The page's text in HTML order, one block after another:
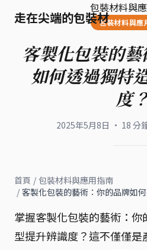
走在尖端的包裝材
包裝材料與
包裝材料與應
客製化包裝的
如何透過獨特
度
2025年5月8日 · 18 分
首頁 / 包裝材料與應用指南
/ 客製化包裝的藝術：你的品牌如
掌握客製化包裝的藝術：
型提升辨識度？這不僅僅